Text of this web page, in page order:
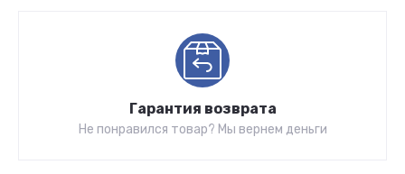
Гарантия возврата
Не понравился товар? Мы вернем деньги